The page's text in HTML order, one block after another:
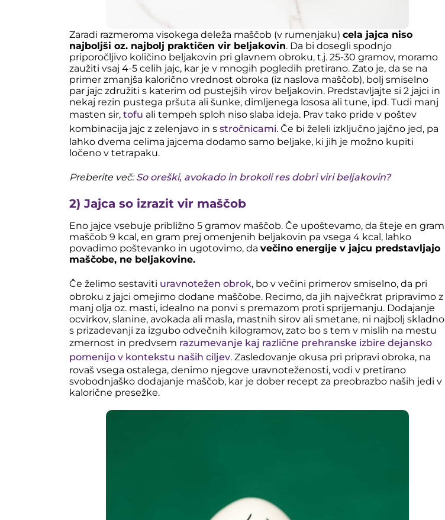
Zaradi razmeroma visokega deleža maščob (v rumenjaku) cela jajca niso
najboljši oz. najbolj praktičen vir beljakovin. Da bi dosegli spodnjo
priporočljivo količino beljakovin pri glavnem obroku, t.j. 25-30 gramov, moramo
zaužiti vsaj 4-5 celih jajc, kar je v mnogih pogledih pretirano. Zato je, da se na
primer zmanjša kalorično vrednost obroka (iz naslova maščob), bolj smiselno
par jajc združiti s katerim od pustejših virov beljakovin. Predstavljajte si 2 jajci in
nekaj rezin pustega pršuta ali šunke, dimljenega lososa ali tune, ipd. Tudi manj
masten sir, tofu ali tempeh sploh niso slaba ideja. Prav tako pride v poštev
kombinacija jajc z zelenjavo in s stročnicami. Če bi želeli izključno jajčno jed, pa
lahko dvema celima jajcema dodamo samo beljake, ki jih je možno kupiti
ločeno v tetrapaku.
Preberite več:So oreški, avokado in brokoli res dobri viri beljakovin?
2) Jajca so izrazit vir maščob
Eno jajce vsebuje približno 5 gramov maščob. Če upoštevamo, da šteje en gram
maščob 9 kcal, en gram prej omenjenih beljakovin pa vsega 4 kcal, lahko
povadimo poštevanko in ugotovimo, da večino energije v jajcu predstavljajo
maščobe, ne beljakovine.
Če želimo sestaviti uravnotežen obrok, bo v večini primerov smiselno, da pri
obroku z jajci omejimo dodane maščobe. Recimo, da jih največkrat pripravimo z
manj olja oz. masti, idealno na ponvi s premazom proti sprijemanju. Dodajanje
ocvirkov, slanine, avokada ali masla, mastnih sirov ali smetane, ni najbolj skladno
s prizadevanji za izgubo odvečnih kilogramov, zato bo s tem v mislih na mestu
zmernost in predvsem razumevanje kaj različne prehranske izbire dejansko
pomenijo v kontekstu naših ciljev. Zasledovanje okusa pri pripravi obroka, na
rovaš vsega ostalega, denimo njegove uravnoteženosti, vodi v pretirano
svobodnjaško dodajanje maščob, kar je dober recept za preobrazbo naših jedi v
kalorične presežke.